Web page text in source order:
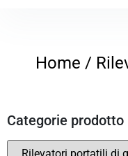
Home /
Categorie prodotto